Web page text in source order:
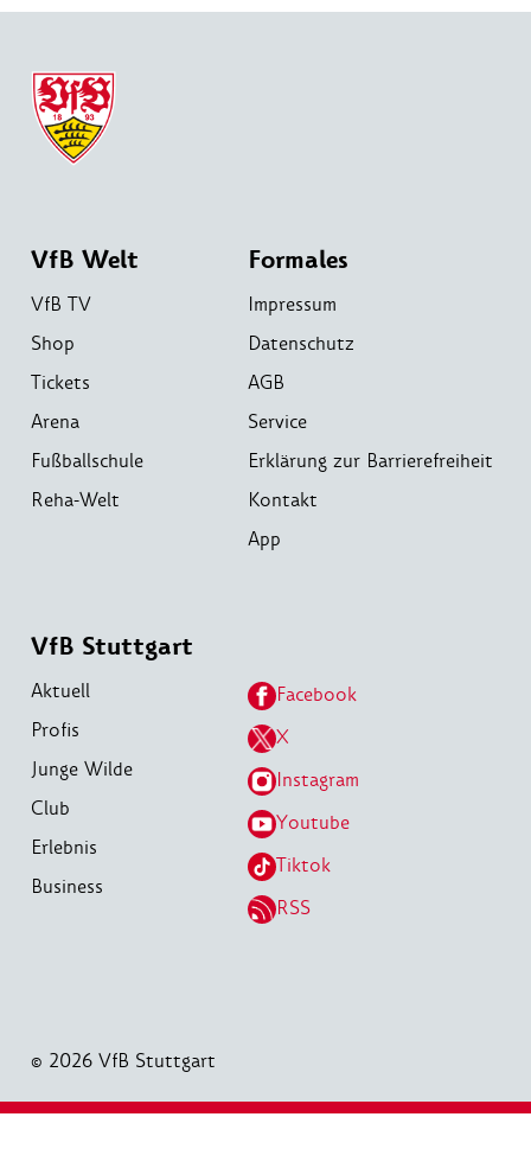
VfB Welt
VfB TV
Shop
Tickets
Arena
Fußballschule
Reha-Welt
Formales
Impressum
Datenschutz
AGB
Service
Erklärung zur Barrierefreiheit
Kontakt
App
VfB Stuttgart
Aktuell
Profis
Junge Wilde
Club
Erlebnis
Business
Facebook
X
Instagram
Youtube
Tiktok
RSS
© 2026 VfB Stuttgart